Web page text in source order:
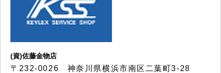
(資)佐藤金物店
〒232-0026 神奈川県横浜市南区二葉町3-28